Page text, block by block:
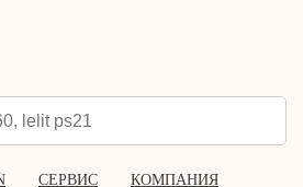
СЕРВИС КОМПАНИЯ